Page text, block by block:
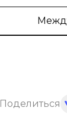
Поделиться